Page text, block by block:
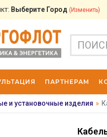
Выберите Город (изменить)
ПАРТНЕРАМ
и установочные изделия »